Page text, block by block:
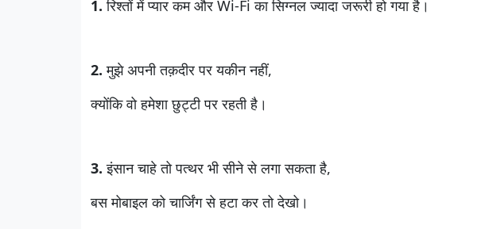
1.रिश्तों में प्यार कम और Wi-Fi का सिग्नल ज्यादा जरूरी हो गया है।
2.मुझे अपनी तक़दीर पर यकीन नहीं,
क्योंकि वो हमेशा छुट्टी पर रहती है।
3.इंसान चाहे तो पत्थर भी सीने से लगा सकता है,
बस मोबाइल को चार्जिंग से हटा कर तो देखो।